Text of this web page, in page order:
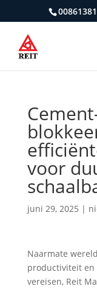
voor
juni 29, 2025 |
Naarmate
productiviteit en
vereisen, Reit